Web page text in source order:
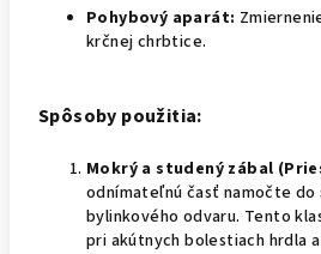
Pohybový aparát:
krčnej chrbtice.
Spôsoby použitia:
Mokrý a studený zábal
odnímateľnú časť namočte
bylinkového odvaru. Tento
pri akútnych bolestiach hrdla